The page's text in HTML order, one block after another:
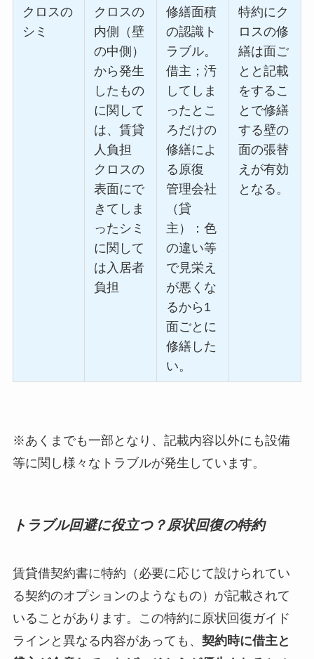
クロスの
シミ
クロスの
内側（壁
の中側）
から発生
したもの
に関して
は、賃貸
人負担
クロスの
表面にで
きてしま
ったシミ
に関して
は入居者
負担
修繕面積
の認識ト
ラブル。
借主；汚
してしま
ったとこ
ろだけの
修繕によ
る原復
管理会社
（貸
主）：色
の違い等
で見栄え
が悪くな
るから1
面ごとに
修繕した
い。
特約にク
ロスの修
繕は面ご
とと記載
をするこ
とで修繕
する壁の
面の張替
えが有効
となる。
※あくまでも一部となり、記載内容以外にも設備
等に関し様々なトラブルが発生しています。
トラブル回避に役立つ？原状回復の特約
賃貸借契約書に特約（必要に応じて設けられてい
る契約のオプションのようなもの）が記載されて
いることがあります。この特約に原状回復ガイド
ラインと異なる内容があっても、 契約時に借主と